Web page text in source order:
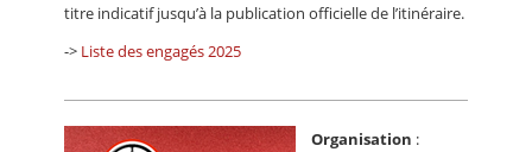
titre indicatif jusqu’à la publication officielle de l’itinéraire.
-> Liste des engagés 2025
Organisation :